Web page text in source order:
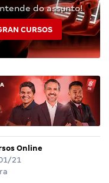
do assunto!
CURSOS
Online
21